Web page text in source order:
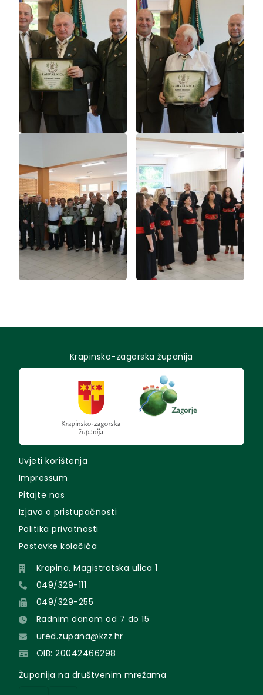
Krapinsko-zagorska županija
Uvjeti korištenja
Impressum
Pitajte nas
Izjava o pristupačnosti
Politika privatnosti
Postavke kolačića
Krapina, Magistratska ulica 1
049/329-111
049/329-255
Radnim danom od 7 do 15
ured.zupana@kzz.hr
OIB: 20042466298
Županija na društvenim mrežama